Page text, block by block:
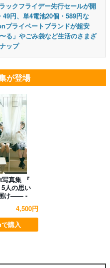
ックフライデー先行セールが開
49円、単4電池20個・589円な
プライベートブランドが超安
る」やごみ袋など生活のさまざ
ップ
が登場
写真集 『
人の思い
け―― -
4,500円
購入